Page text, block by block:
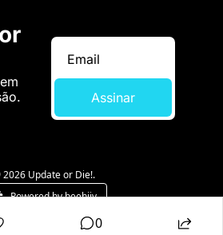
Assinar
Update or Die!.
Powered by beehiiv
0